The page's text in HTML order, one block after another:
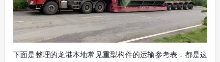
下面是整理的龙港本地常见重型构件的运输参考表，都是这